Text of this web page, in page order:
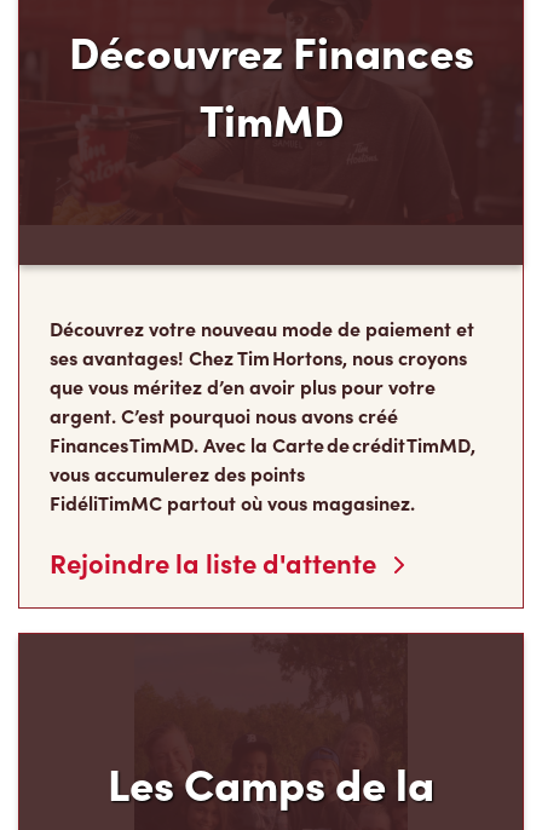
TimMD
ses avantages! Chez Tim Hortons, nous croyons
que vous méritez d’en avoir plus pour votre
argent. C’est pourquoi nous avons créé
Finances TimMD. Avec la Carte de crédit TimMD,
vous accumulerez des points
FidéliTimMC partout où vous magasinez.
Rejoindre la liste d'attente
Fondation Tim Hortons